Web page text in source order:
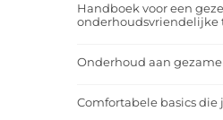
Handboek voor een
onderhoudsvriendelijke
Onderhoud aan
Comfortabele basics